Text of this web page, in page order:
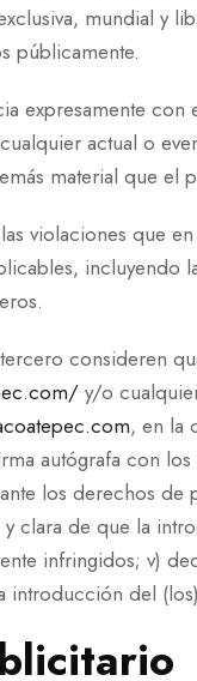
mundial y
públicamente.
expresamente
actual o
material que el
violaciones que
incluyendo
consideren
y/o
, en la
autógrafa con
los derechos
clara de que la
infringidos; v)
introducción del